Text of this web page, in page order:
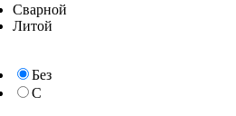
Сварной
Литой
Без
С